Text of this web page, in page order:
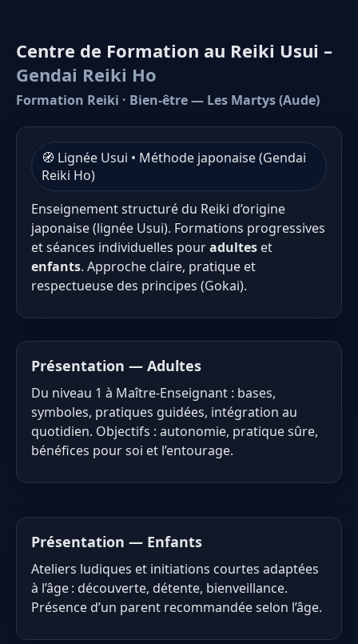
Centre de Formation au Reiki Usui –
Gendai Reiki Ho
Formation Reiki · Bien-être — Les Martys (Aude)
🧭 Lignée Usui • Méthode japonaise (Gendai
Reiki Ho)
Enseignement structuré du Reiki d’origine
japonaise (lignée Usui). Formations progressives
et séances individuelles pouradultes et
enfants. Approche claire, pratique et
respectueuse des principes (Gokai).
Présentation — Adultes
Du niveau 1 à Maître-Enseignant : bases,
symboles, pratiques guidées, intégration au
quotidien. Objectifs : autonomie, pratique sûre,
bénéfices pour soi et l’entourage.
Présentation — Enfants
Ateliers ludiques et initiations courtes adaptées
à l’âge : découverte, détente, bienveillance.
Présence d’un parent recommandée selon l’âge.